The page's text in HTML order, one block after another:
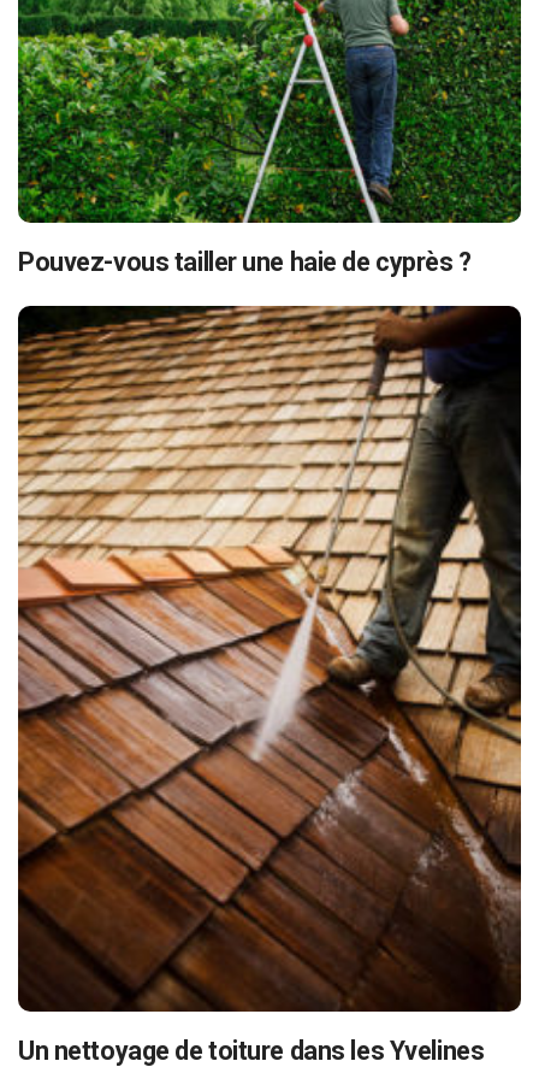
Pouvez-vous tailler une haie de cyprès ?
Un nettoyage de toiture dans les Yvelines